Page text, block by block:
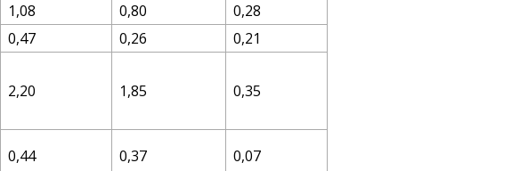
1,08 0,80
0,28
0,47 0,26 0,21
2,20 1,85 0,35
0,44 0,37 0,07